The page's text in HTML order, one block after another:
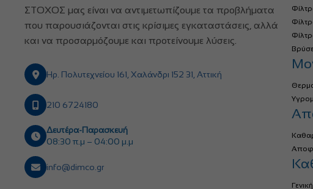
ΣΤΟΧΟΣ μας είναι να αντιμετωπίζουμε τα προβλήματα
που παρουσιάζονται στις κρίσιμες εγκαταστάσεις, αλλά
και να προσαρμόζουμε και προτείνουμε λύσεις.
Ηρ. Πολυτεχνείου 161, Χαλάνδρι 152 31, Αττική
210 6724180
Δευτέρα-Παρασκευή
08:30 π.μ – 04:00 μ.μ
info@dimco.gr